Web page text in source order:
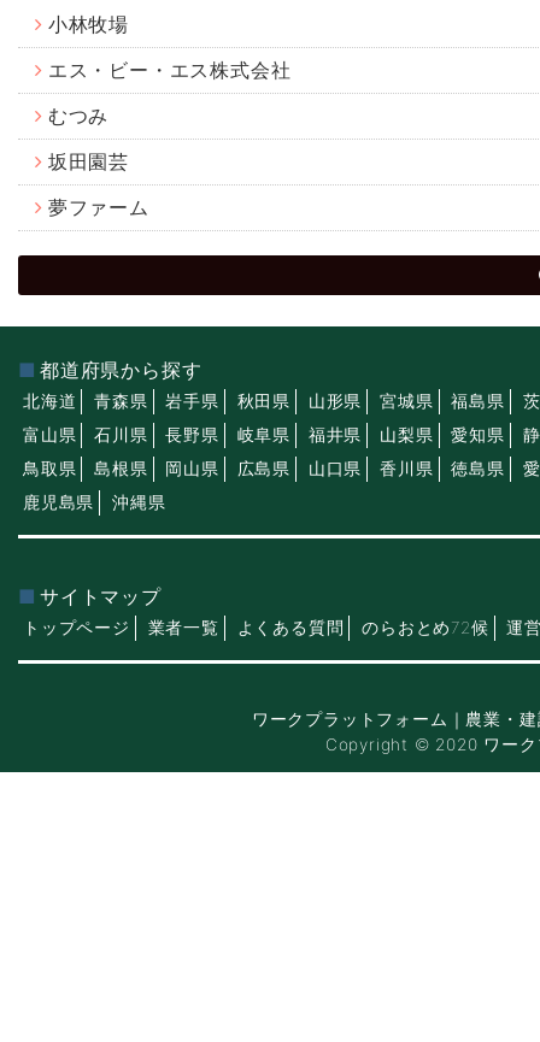
小林牧場
エス・ビー・エス株式会社
むつみ
坂田園芸
夢ファーム
都道府県から探す
北海道 青森県 岩手県 秋田県 山形県 宮城県 福島県
富山県
石川県 長野県 岐阜県 福井県 山梨県 愛知県
鳥取県
島根県 岡山県 広島県 山口県 香川県 徳島県
鹿児島県
沖縄県
サイトマップ
トップページ 業者一覧 よくある質問 のらおとめ72候 運
ワークプラットフォーム｜農業・
Copyright © 2020 ワーク